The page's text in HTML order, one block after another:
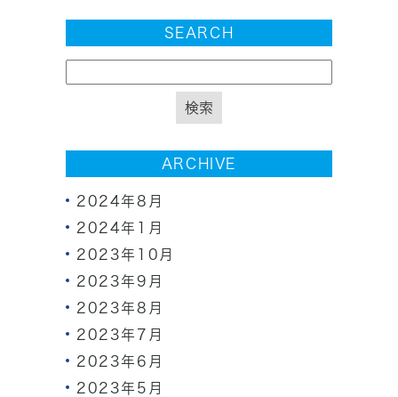
SEARCH
ARCHIVE
2024年8月
2024年1月
2023年10月
2023年9月
2023年8月
2023年7月
2023年6月
2023年5月